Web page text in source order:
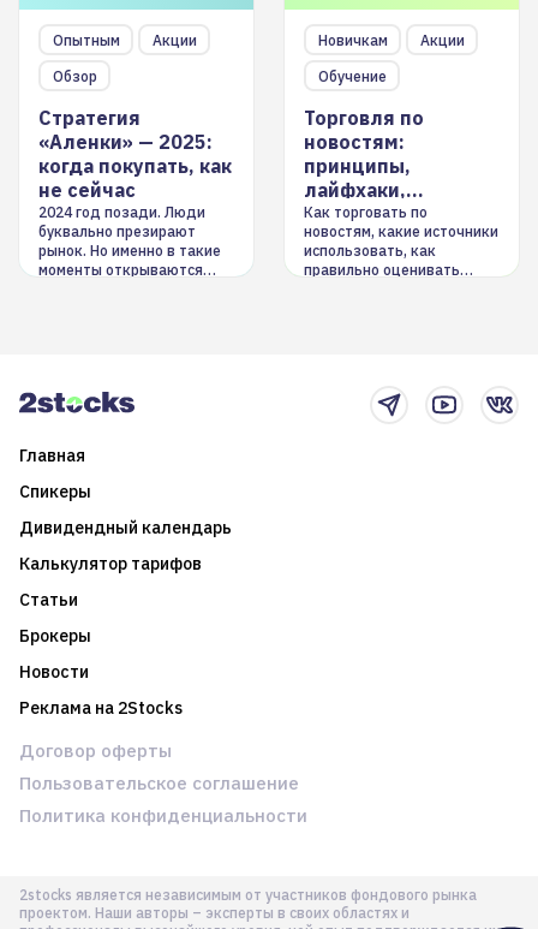
Опытным
Акции
Обзор
Стратегия
«Аленки» — 2025:
когда покупать, как
не сейчас
2024 год позади. Люди
буквально презирают
рынок. Но именно в такие
моменты открываются
Новичкам
Акции
Обучение
Торговля по
новостям:
принципы,
лайфхаки,
инструменты
Как торговать по
новостям, какие источники
использовать, как
правильно оценивать
Главная
Спикеры
Дивидендный календарь
Калькулятор тарифов
Статьи
Брокеры
Новости
Реклама на 2Stocks
2stocks является независимым от участников фондового рынка
проектом. Наши авторы – эксперты в своих областях и
Договор оферты
Пользовательское соглашение
Политика конфиденциальности